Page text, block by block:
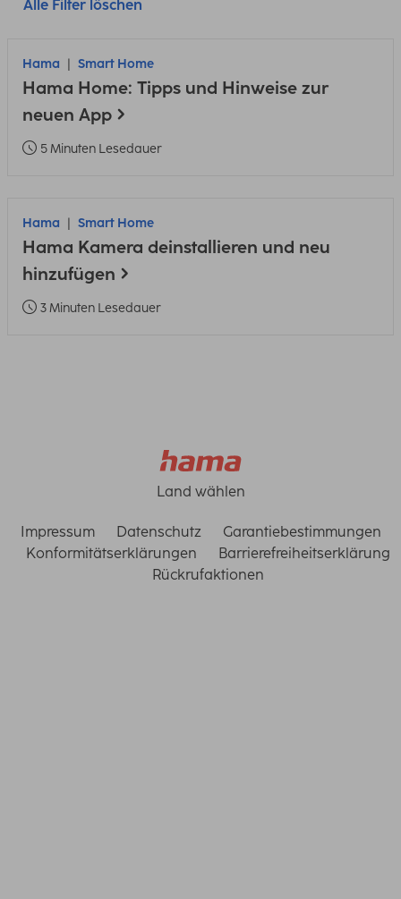
Alle Filter löschen
Hama Smart Home
Hama Home: Tipps und Hinweise zur
neuen App
5 Minuten Lesedauer
Hama Smart Home
Hama Kamera deinstallieren und neu
hinzufügen
3 Minuten Lesedauer
Land wählen
Impressum Datenschutz
Garantiebestimmungen
Konformitätserklärungen
Barrierefreiheitserklärung
Rückrufaktionen